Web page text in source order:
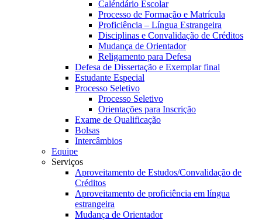
Caléndário Escolar
Processo de Formação e Matrícula
Proficiência – Língua Estrangeira
Disciplinas e Convalidação de Créditos
Mudança de Orientador
Religamento para Defesa
Defesa de Dissertação e Exemplar final
Estudante Especial
Processo Seletivo
Processo Seletivo
Orientações para Inscrição
Exame de Qualificação
Bolsas
Intercâmbios
Equipe
Serviços
Aproveitamento de Estudos/Convalidação de
Créditos
Aproveitamento de proficiência em língua
estrangeira
Mudança de Orientador